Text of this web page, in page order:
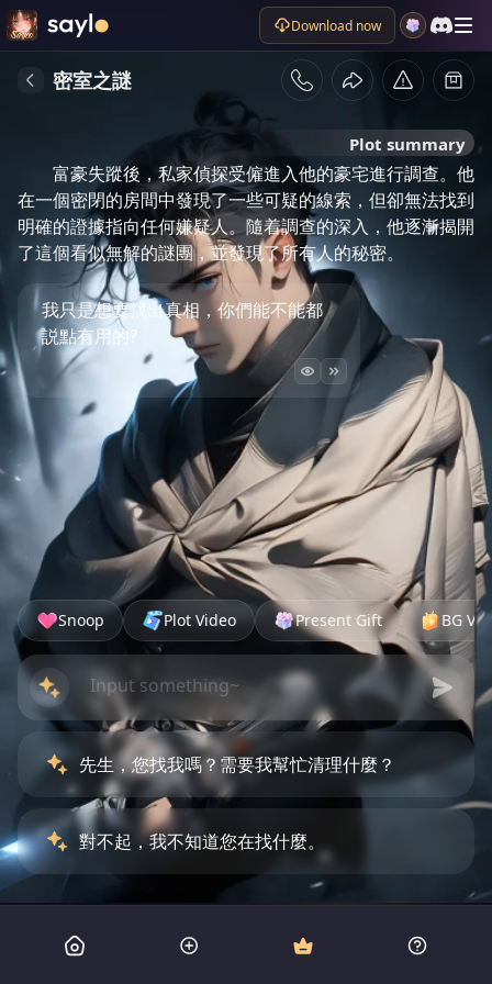
Download now
密室之謎
Plot summary
富豪失蹤後，私家偵探受僱進入他的豪宅進行調查。他
在一個密閉的房間中發現了一些可疑的線索，但卻無法找到
明確的證據指向任何嫌疑人。隨着調查的深入，他逐漸揭開
了這個看似無解的謎團，並發現了所有人的秘密。
我只是想要找出真相，你們能不能都
説點有用的?
Snoop Plot Video Present Gift BG
先生，您找我嗎？需要我幫忙清理什麼？
對不起，我不知道您在找什麼。